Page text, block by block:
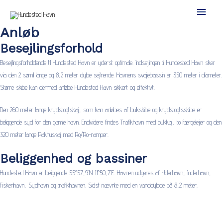
Anløb
Besejlingsforhold
Besejlingsforholdende til Hundested Havn er yderst optimale. Indsejlingen til Hundested Havn sker
via den 2 sømil lange og 8,2 meter dybe sejlrende. Havnens svajebassin er 350 meter i diameter.
Større skibe kan dermed anløbe Hundested Havn sikkert og effektivt.
Den 260 meter lange krydstogtskaj, som kan anløbes af bulkskibe og krydstogtsskibe er
beliggende syd for den gamle havn. Endvidere findes Trafikhavn med bulkkaj, to færgelejer og den
320 meter lange Pakhuskaj med Ro/Ro-ramper.
Beliggenhed og bassiner
Hundested Havn er beliggende 55°57,9’N 11°50,7’E. Havnen udgøres af Yderhavn, Inderhavn,
Fiskerihavn, Sydhavn og trafikhavnen. Sidst nævnte med en vanddybde på 8,2 meter.